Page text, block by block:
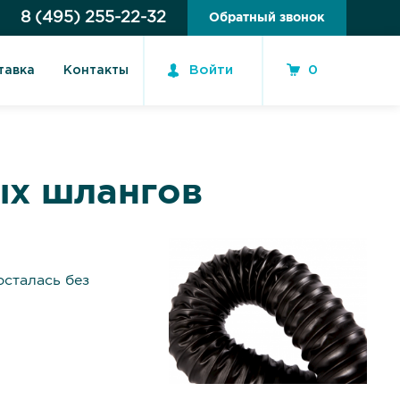
8 (495) 255-22-32 Обратный звонок
Контакты Войти 0
шлангов
без